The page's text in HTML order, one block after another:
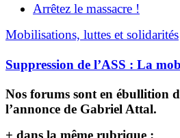
Arrêtez le massacre !
Mobilisations, luttes et solidarités
Suppression de l’ASS : La
Nos forums sont en ébullition
l’annonce de Gabriel Attal.
+ dans la même rubrique :